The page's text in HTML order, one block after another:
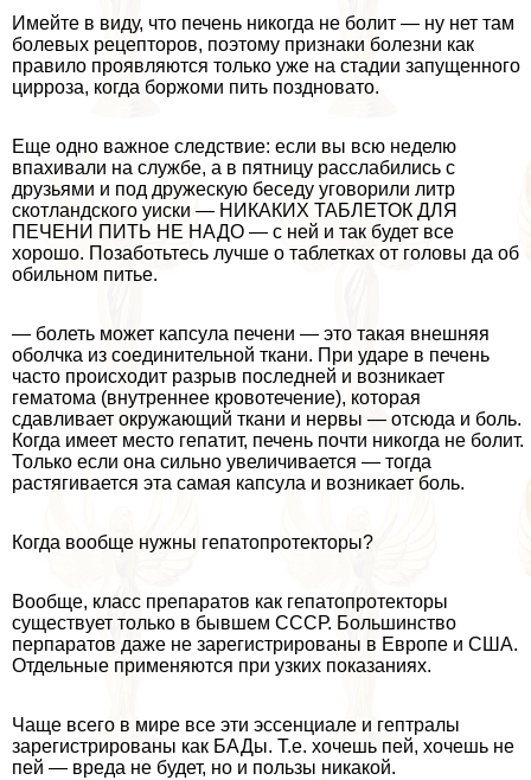
Имейте в виду, что печень никогда не болит — ну нет там
болевых рецепторов, поэтому признаки болезни как
правило проявляются только уже на стадии запущенного
цирроза, когда боржоми пить поздновато.
Еще одно важное следствие: если вы всю неделю
впахивали на службе, а в пятницу расслабились с
друзьями и под дружескую беседу уговорили литр
скотландского уиски — НИКАКИХ ТАБЛЕТОК ДЛЯ
ПЕЧЕНИ ПИТЬ НЕ НАДО — с ней и так будет все
хорошо. Позаботьтесь лучше о таблетках от головы да об
обильном питье.
— болеть может капсула печени — это такая внешняя
оболчка из соединительной ткани. При ударе в печень
часто происходит разрыв последней и возникает
гематома (внутреннее кровотечение), которая
сдавливает окружающий ткани и нервы — отсюда и боль.
Когда имеет место гепатит, печень почти никогда не болит.
Только если она сильно увеличивается — тогда
растягивается эта самая капсула и возникает боль.
Когда вообще нужны гепатопротекторы?
Вообще, класс препаратов как гепатопротекторы
существует только в бывшем СССР. Большинство
перпаратов даже не зарегистрированы в Европе и США.
Отдельные применяются при узких показаниях.
Чаще всего в мире все эти эссенциале и гептралы
зарегистрированы как БАДы. Т.е. хочешь пей, хочешь не
пей — вреда не будет, но и пользы никакой.